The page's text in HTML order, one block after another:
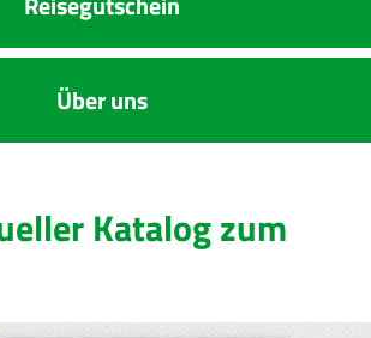
Über uns
Katalog zum